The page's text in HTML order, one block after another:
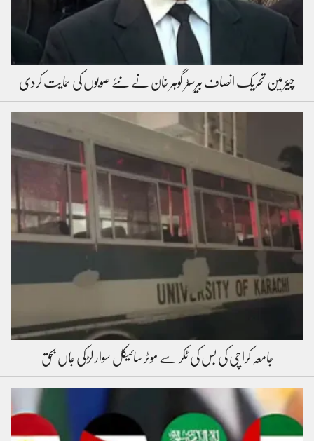
چیئرمین تحریک انصاف بیرسٹر گوہر خان نے نئے صوبوں کی حمایت کردی
جامعہ کراچی کی بس کی ٹکر سے موٹر سائیکل سوار لڑکی جاں بحق